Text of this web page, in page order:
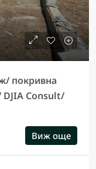
покривна
DJIA Consult/
Виж още